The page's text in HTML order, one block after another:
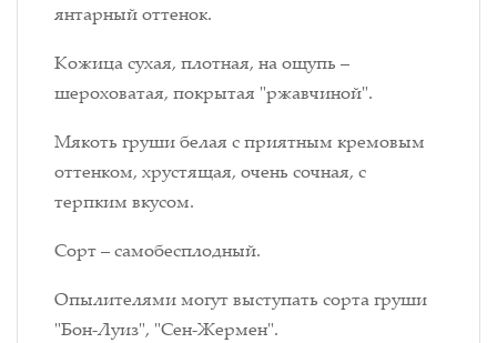
янтарный оттенок.
Кожица сухая, плотная, на ощупь –
шероховатая, покрытая "ржавчиной".
Мякоть груши белая с приятным кремовым
оттенком, хрустящая, очень сочная, с
терпким вкусом.
Сорт– самобесплодный.
Опылителями могут выступать сорта груши
"Бон-Луиз", "Сен-Жермен".